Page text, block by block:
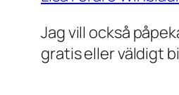
Jag vill också
gratis eller väldigt